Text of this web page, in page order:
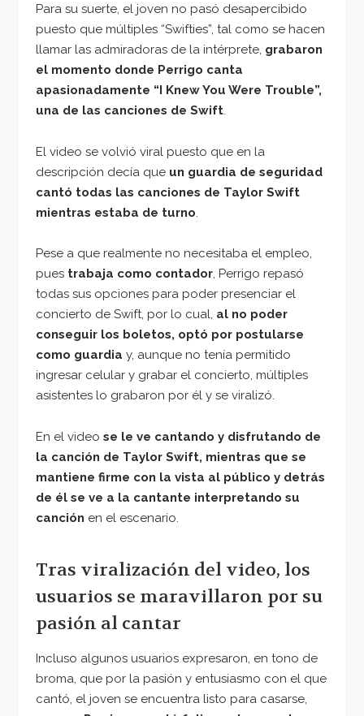
Para su suerte, el joven no pasó desapercibido
puesto que múltiples “Swifties”, tal como se hacen
llamar las admiradoras de la intérprete, grabaron
el momento donde Perrigo canta
apasionadamente “I Knew You Were Trouble”,
una de las canciones de Swift.
El video se volvió viral puesto que en la
descripción decía que un guardia de seguridad
cantó todas las canciones de Taylor Swift
mientras estaba de turno.
Pese a que realmente no necesitaba el empleo,
pues trabaja como contador, Perrigo repasó
todas sus opciones para poder presenciar el
concierto de Swift, por lo cual, al no poder
conseguir los boletos, optó por postularse
como guardia y, aunque no tenía permitido
ingresar celular y grabar el concierto, múltiples
asistentes lo grabaron por él y se viralizó.
En el video se le ve cantando y disfrutando de
la canción de Taylor Swift, mientras que se
mantiene firme con la vista al público y detrás
de él se ve a la cantante interpretando su
canción en el escenario.
Tras viralización del video, los
usuarios se maravillaron por su
pasión al cantar
Incluso algunos usuarios expresaron, en tono de
broma, que por la pasión y entusiasmo con el que
cantó, el joven se encuentra listo para casarse,